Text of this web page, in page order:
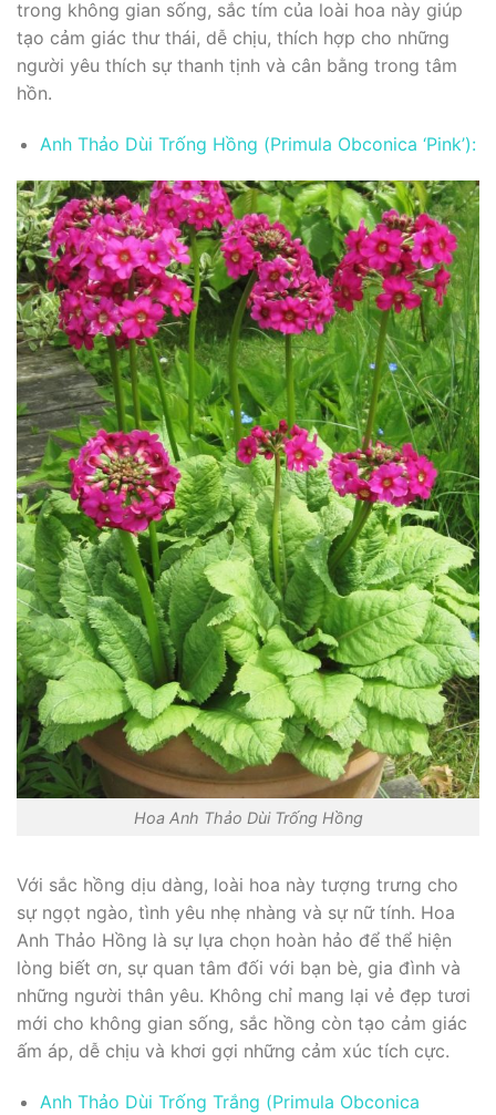
trong không gian sống, sắc tím của loài hoa này giúp
tạo cảm giác thư thái, dễ chịu, thích hợp cho những
người yêu thích sự thanh tịnh và cân bằng trong tâm
hồn.
Anh Thảo Dùi Trống Hồng (Primula Obconica ‘Pink’):
Hoa Anh Thảo Dùi Trống Hồng
Với sắc hồng dịu dàng, loài hoa này tượng trưng cho
sự ngọt ngào, tình yêu nhẹ nhàng và sự nữ tính. Hoa
Anh Thảo Hồng là sự lựa chọn hoàn hảo để thể hiện
lòng biết ơn, sự quan tâm đối với bạn bè, gia đình và
những người thân yêu. Không chỉ mang lại vẻ đẹp tươi
mới cho không gian sống, sắc hồng còn tạo cảm giác
ấm áp, dễ chịu và khơi gợi những cảm xúc tích cực.
Anh Thảo Dùi Trống Trắng (Primula Obconica